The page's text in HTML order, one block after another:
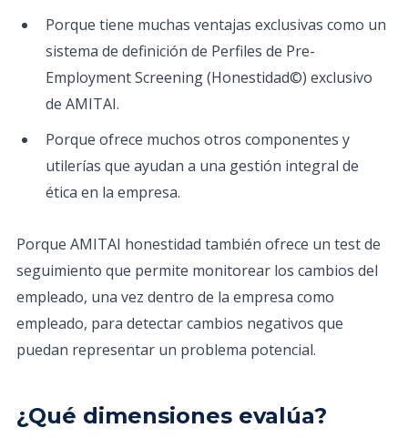
Porque tiene muchas ventajas exclusivas como un
sistema de definición de Perfiles de Pre-
Employment Screening (Honestidad©) exclusivo
de AMITAI.
Porque ofrece muchos otros componentes y
utilerías que ayudan a una gestión integral de
ética en la empresa.
Porque AMITAI honestidad también ofrece un test de
seguimiento que permite monitorear los cambios del
empleado, una vez dentro de la empresa como
empleado, para detectar cambios negativos que
puedan representar un problema potencial.
¿Qué dimensiones evalúa?